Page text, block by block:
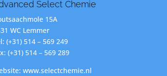
Select Chemie
15A
WC Lemmer
(+31) 514 – 569 249
(+31) 514 – 569 289
www.selectchemie.nl